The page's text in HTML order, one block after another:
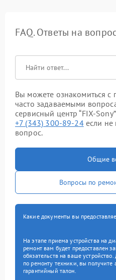
FAQ. Ответы на
Вы можете ознакомиться
часто задаваемыми
сервисный центр “FIX-
+7 (343) 300-89-24если не
вопрос.
Общие
Вопросы по
Какие документы вы
На этапе приема устройства на
ремонт вам будет предоставлен
обязательств на ваше
по ремонту техники, вы получите
гарантийный талон.